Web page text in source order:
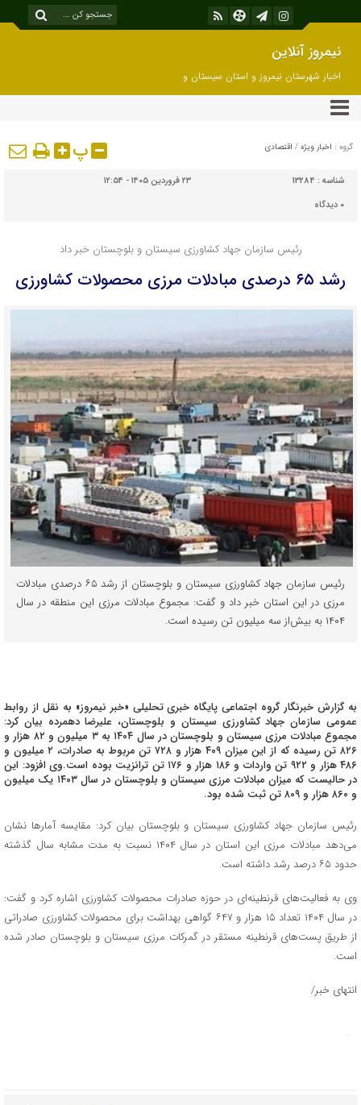
نیمروز آنلاین
اخبار شهرستان نیمروز و استان سیستان و
بلوچستان
گروه : اخبار ویژه / اقتصادی پ
شناسه : 13284
۲۳ فروردین ۱۴۰۵ - ۱۲:۵۴
۰ دیدگاه
رئیس سازمان جهاد کشاورزی سیستان و بلوچستان خبر داد
رشد ۶۵ درصدی مبادلات مرزی محصولات کشاورزی
رئیس سازمان جهاد کشاورزی سیستان و بلوچستان از رشد ۶۵ درصدی مبادلات
مرزی در این استان خبر داد و گفت: مجموع مبادلات مرزی این منطقه در سال
۱۴۰۴ به بیش‌از سه میلیون تن رسیده است.
به گزارش خبرنگار گروه اجتماعی پایگاه خبری تحلیلی «خبر نیمروز» به نقل از روابط
عمومی سازمان جهاد کشاورزی سیستان و بلوچستان، علیرضا دهمرده بیان کرد:
مجموع مبادلات مرزی سیستان و بلوچستان در سال ۱۴۰۴ به ۳ میلیون و ۸۲ هزار و
۸۲۶ تن رسیده که از این میزان ۴۰۹ هزار و ۷۲۸ تن مربوط به صادرات، ۲ میلیون و
۴۸۶ هزار و ۹۲۲ تن واردات و ۱۸۶ هزار و ۱۷۶ تن ترانزیت بوده است.وی افزود: این
در حالیست که میزان مبادلات مرزی سیستان و بلوچستان در سال ۱۴۰۳ یک میلیون
و ۸۶۰ هزار و ۸۰۹ تن ثبت شده بود.
رئیس سازمان جهاد کشاورزی سیستان و بلوچستان بیان کرد: مقایسه آمارها نشان
می‌دهد مبادلات مرزی این استان در سال ۱۴۰۴ نسبت به مدت مشابه سال گذشته
حدود ۶۵ درصد رشد داشته است.
وی به فعالیت‌های قرنطینه‌ای در حوزه صادرات محصولات کشاورزی اشاره کرد و گفت:
در سال ۱۴۰۴ تعداد ۱۵ هزار و ۶۴۷ گواهی بهداشت برای محصولات کشاورزی صادراتی
از طریق پست‌های قرنطینه مستقر در گمرکات مرزی سیستان و بلوچستان صادر شده
است.
انتهای خبر/